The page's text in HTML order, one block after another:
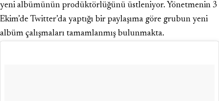
yeni albümünün prodüktörlüğünü üstleniyor. Yönetmenin 3
Ekim’de Twitter’da yaptığı bir paylaşıma göre grubun yeni
albüm çalışmaları tamamlanmış bulunmakta.